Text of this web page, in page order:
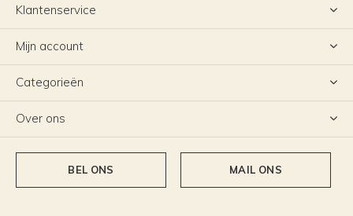
Klantenservice
Mijn account
Categorieën
Over ons
BEL ONS MAIL ONS